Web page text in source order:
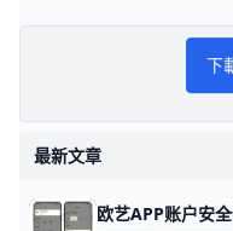
易配区币
欧
下
最新文章